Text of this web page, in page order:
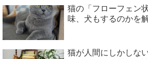
猫の「フローフェン
味、犬もするのかを
猫が人間にしかしな